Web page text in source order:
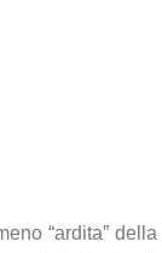
“ardita”